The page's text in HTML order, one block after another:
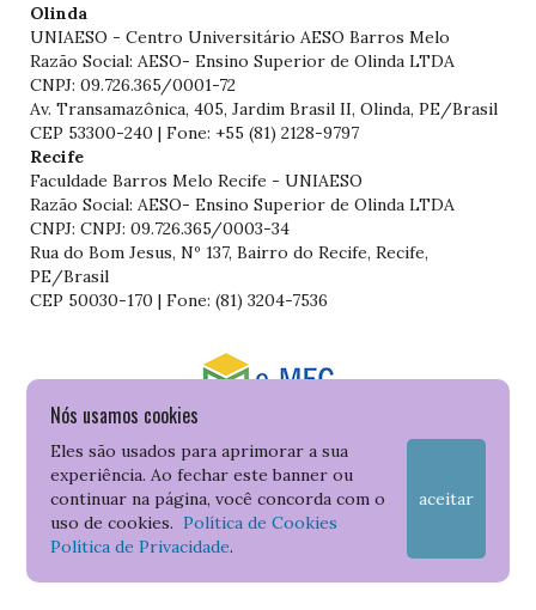
Nós usamos cookies
Eles são usados para aprimorar a sua
experiência. Ao fechar este banner ou
continuar na página, você concorda com o
uso de cookies.Política de Cookies
Política de Privacidade.
aceitar
Olinda
UNIAESO - Centro Universitário AESO Barros Melo
Razão Social: AESO- Ensino Superior de Olinda LTDA
CNPJ: 09.726.365/0001-72
Av. Transamazônica, 405, Jardim Brasil II, Olinda, PE/Brasil
CEP 53300-240 | Fone: +55 (81) 2128-9797
Recife
Faculdade Barros Melo Recife - UNIAESO
Razão Social: AESO- Ensino Superior de Olinda LTDA
CNPJ: CNPJ: 09.726.365/0003-34
Rua do Bom Jesus, Nº 137, Bairro do Recife, Recife,
PE/Brasil
CEP 50030-170 | Fone: (81) 3204-7536
Consulte o cadastro da Instituição no Sistema do e-MEC